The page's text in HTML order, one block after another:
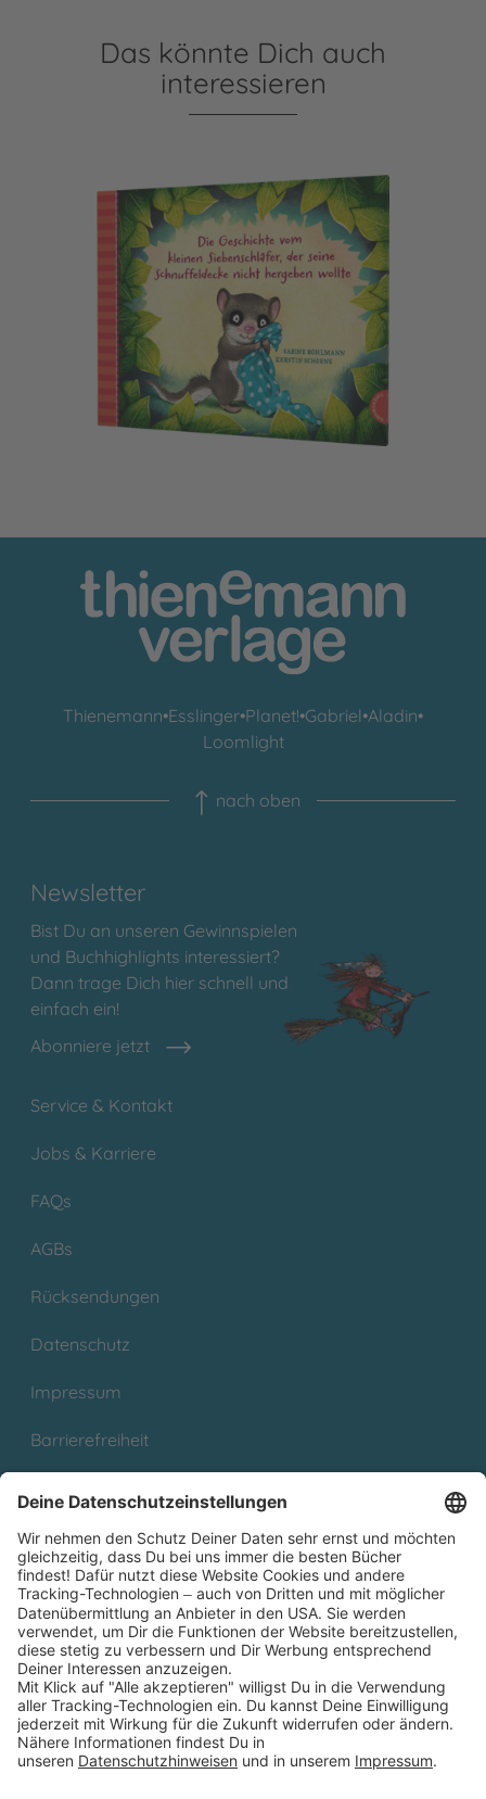
Das könnte Dich auch
interessieren
Der kleine Siebenschläfer 3: Die Geschichte vom kleinen
Thienemann•Esslinger•Planet!•Gabriel•Aladin•
Loomlight
nach oben
Newsletter
Bist Du an unseren Gewinnspielen
und Buchhighlights interessiert?
Dann trage Dich hier schnell und
einfach ein!
Abonniere jetzt
Service & Kontakt
Jobs & Karriere
FAQs
AGBs
Rücksendungen
Datenschutz
Impressum
Barrierefreiheit
Partnerprogramm (Affiliate)
Folge uns auf
* Versandkostenfrei ab 9,00 € Bestellwert innerhalb
Deutschlands
** Lieferzeit 1-3 Werktage innerhalb Deutschlands